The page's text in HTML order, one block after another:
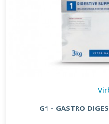
G1 - GASTRO